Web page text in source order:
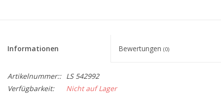
Informationen Bewertungen (0)
Artikelnummer:: LS 542992
Verfügbarkeit:
Nicht auf Lager